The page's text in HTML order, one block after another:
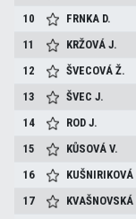
10
FRNKA D.
11
KRŽOVÁJ.
12
ŠVECOVÁŽ.
13
ŠVECJ.
14
RODJ.
15
KŮSOVÁV.
16
KUŠNIRIKOVÁ
17
KVAŠNOVSKÁ